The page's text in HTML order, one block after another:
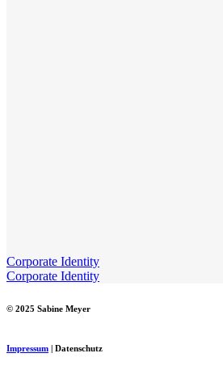
Corporate Identity
Corporate Identity
© 2025 Sabine Meyer
Impressum | Datenschutz